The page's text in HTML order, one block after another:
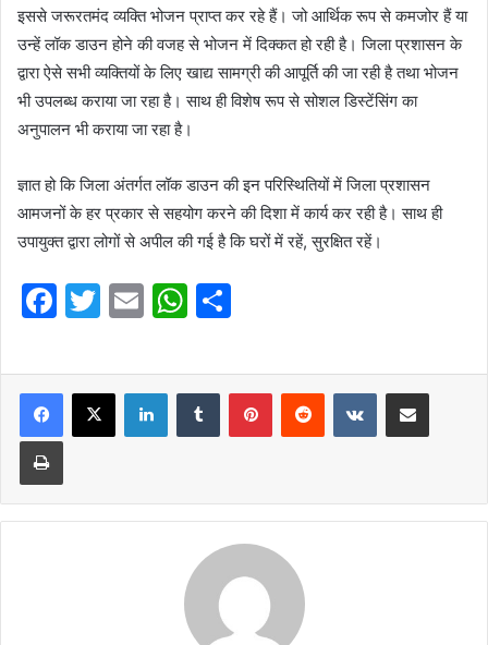
इससे जरूरतमंद व्यक्ति भोजन प्राप्त कर रहे हैं। जो आर्थिक रूप से कमजोर हैं या
उन्हें लॉक डाउन होने की वजह से भोजन में दिक्कत हो रही है। जिला प्रशासन के
द्वारा ऐसे सभी व्यक्तियों के लिए खाद्य सामग्री की आपूर्ति की जा रही है तथा भोजन
भी उपलब्ध कराया जा रहा है। साथ ही विशेष रूप से सोशल डिस्टेंसिंग का
अनुपालन भी कराया जा रहा है।
ज्ञात हो कि जिला अंतर्गत लॉक डाउन की इन परिस्थितियों में जिला प्रशासन
आमजनों के हर प्रकार से सहयोग करने की दिशा में कार्य कर रही है। साथ ही
उपायुक्त द्वारा लोगों से अपील की गई है कि घरों में रहें, सुरक्षित रहें।
F
c
e
b
o
o
T
itt
er
E
ai
l
W
at
s
A
p
ar
e
LinkedInTumblr PinterestReddit VKontakteShare via Email
Print